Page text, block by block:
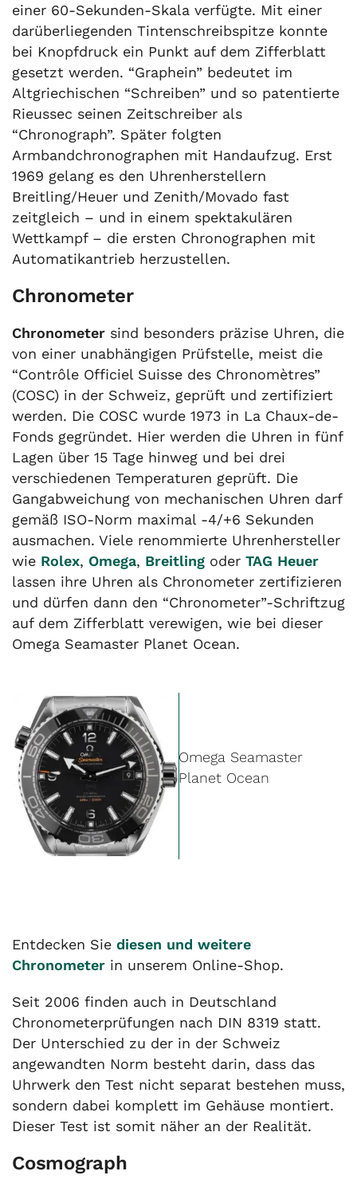
einer 60-Sekunden-Skala verfügte. Mit einer
darüberliegenden Tintenschreibspitze konnte
bei Knopfdruck ein Punkt auf dem Zifferblatt
gesetzt werden. “Graphein” bedeutet im
Altgriechischen “Schreiben” und so patentierte
Rieussec seinen Zeitschreiber als
“Chronograph”. Später folgten
Armbandchronographen mit Handaufzug. Erst
1969 gelang es den Uhrenherstellern
Breitling/Heuer und Zenith/Movado fast
zeitgleich – und in einem spektakulären
Wettkampf – die ersten Chronographen mit
Automatikantrieb herzustellen.
Chronometer
Chronometer sind besonders präzise Uhren, die
von einer unabhängigen Prüfstelle, meist die
“Contrôle Officiel Suisse des Chronomètres”
(COSC) in der Schweiz, geprüft und zertifiziert
werden. Die COSC wurde 1973 in La Chaux-de-
Fonds gegründet. Hier werden die Uhren in fünf
Lagen über 15 Tage hinweg und bei drei
verschiedenen Temperaturen geprüft. Die
Gangabweichung von mechanischen Uhren darf
gemäß ISO-Norm maximal -4/+6 Sekunden
ausmachen. Viele renommierte Uhrenhersteller
wie Rolex, Omega, Breitling oder TAG Heuer
lassen ihre Uhren als Chronometer zertifizieren
und dürfen dann den “Chronometer”-Schriftzug
auf dem Zifferblatt verewigen, wie bei dieser
Omega Seamaster Planet Ocean.
Omega Seamaster
Planet Ocean
Entdecken Sie diesen und weitere
Chronometer in unserem Online-Shop.
Seit 2006 finden auch in Deutschland
Chronometerprüfungen nach DIN 8319 statt.
Der Unterschied zu der in der Schweiz
angewandten Norm besteht darin, dass das
Uhrwerk den Test nicht separat bestehen muss,
sondern dabei komplett im Gehäuse montiert.
Dieser Test ist somit näher an der Realität.
Cosmograph